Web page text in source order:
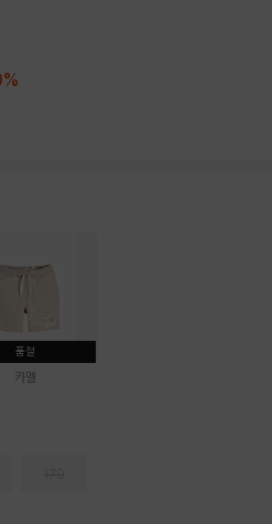
품절
카멜